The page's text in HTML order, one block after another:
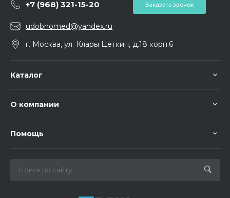
+7 (968) 321-15-20 Заказать звонок
udobnomed@yandex.ru
г. Москва, ул. Клары Цеткин, д.18 корп.6
Каталог
О компании
Помощь